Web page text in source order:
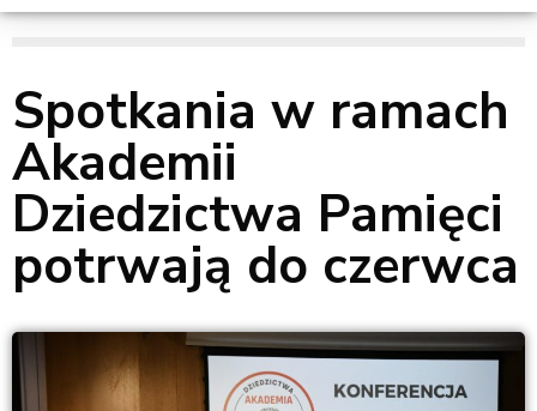
Spotkania w ramach
Akademii
Dziedzictwa Pamięci
potrwają do czerwca